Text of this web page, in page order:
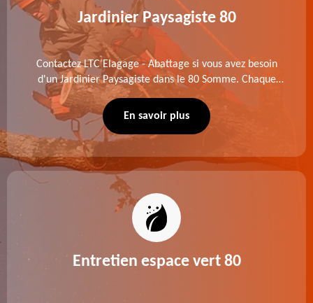
Jardinier Paysagiste 80
Contactez LTC Elagage - Abattage si vous avez besoin
d'un Jardinier Paysagiste dans le 80 Somme. Chaque
intervention est exécutée selon les normes en vigueur.
Découvrez un extérieur exceptionnel grâce à notre
En savoir plus
Entretien espace vert 80